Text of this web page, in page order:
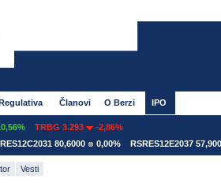
Članovi O Berzi IPO
TRBG 3.293
-2,86%
80,6000 0,00% RSRES12E2037 57,9000
Vesti